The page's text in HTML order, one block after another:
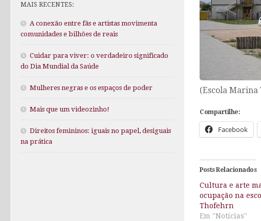
(Escola Marina
Compartilhe:
Facebook
Posts Relacionados
Cultura e arte
ocupação na
Thofehrn
Em "Notícias"
MAIS RECENTES:
A conexão entre fãs e artistas movimenta
comunidades e bilhões de reais
Cuidar para viver: o verdadeiro significado
do Dia Mundial da Saúde
Mulheres negras e os espaços de poder
Mais que um videozinho!
Direitos femininos: iguais no papel, desiguais
na prática